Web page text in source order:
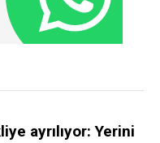
ayrılıyor: Yerini